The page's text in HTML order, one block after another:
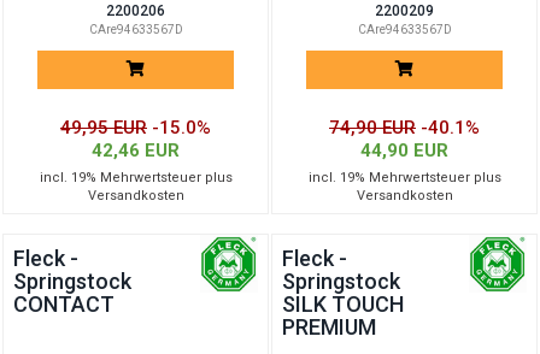
2200206
CAre94633567D
49,95 EUR -15.0%
42,46 EUR
incl. 19% Mehrwertsteuer plus
Versandkosten
2200209
CAre94633567D
74,90 EUR -40.1%
44,90 EUR
incl. 19% Mehrwertsteuer plus
Versandkosten
Fleck -
Springstock
CONTACT
Fleck -
Springstock
SILK TOUCH
PREMIUM